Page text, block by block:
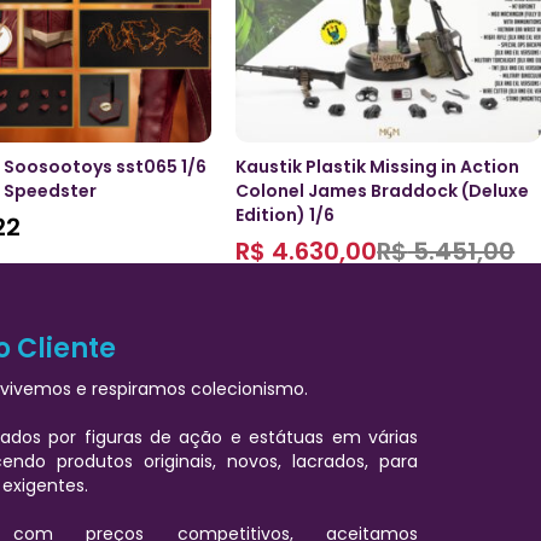
sst065 1/6
Speedster
Kaustik Plastik Missing in Action
Colonel James Braddock (Deluxe
Edition) 1/6
R$5.451,00
R$ 4.630,00
Cliente
vivemos e respiramos colecionismo.
por figuras de ação e estátuas em várias
produtos originais, novos, lacrados, para
com preços competitivos, aceitamos